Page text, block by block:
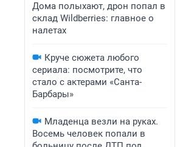
Дома полыхают, дрон попал в
склад Wildberries: главное о
налетах
Круче сюжета любого
сериала: посмотрите, что
стало с актерами «Санта-
Барбары»
Младенца везли на руках.
Восемь человек попали в